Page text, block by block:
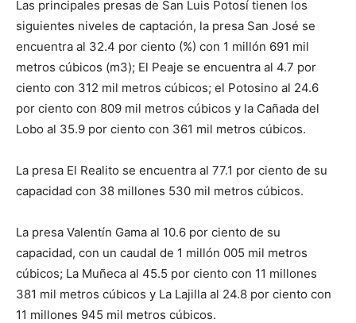
Las principales presas de San Luis Potosí tienen los
siguientes niveles de captación, la presa San José se
encuentra al 32.4 por ciento (%) con 1 millón 691 mil
metros cúbicos (m3); El Peaje se encuentra al 4.7 por
ciento con 312 mil metros cúbicos; el Potosino al 24.6
por ciento con 809 mil metros cúbicos y la Cañada del
Lobo al 35.9 por ciento con 361 mil metros cúbicos.
La presa El Realito se encuentra al 77.1 por ciento de su
capacidad con 38 millones 530 mil metros cúbicos.
La presa Valentín Gama al 10.6 por ciento de su
capacidad, con un caudal de 1 millón 005 mil metros
cúbicos; La Muñeca al 45.5 por ciento con 11 millones
381 mil metros cúbicos y La Lajilla al 24.8 por ciento con
11 millones 945 mil metros cúbicos.